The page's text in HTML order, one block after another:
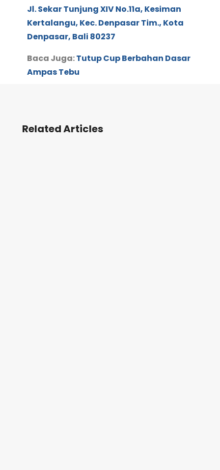
Jl. Sekar Tunjung XIV No.11a, Kesiman
Kertalangu, Kec. Denpasar Tim., Kota
Denpasar, Bali 80237
Baca Juga:Tutup Cup Berbahan Dasar
Ampas Tebu
Related Articles